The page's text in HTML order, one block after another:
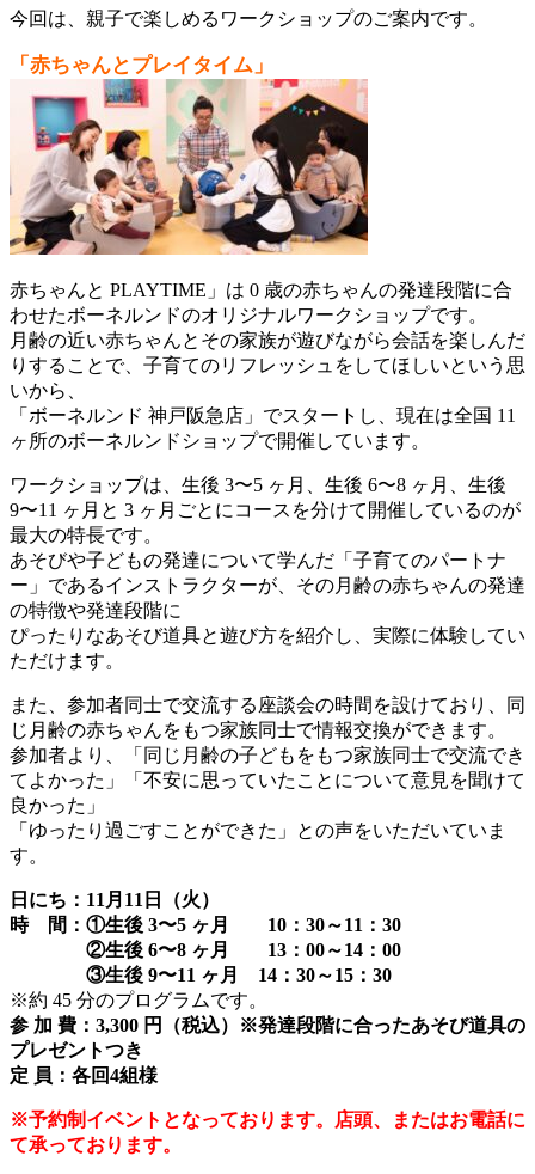
今回は、親子で楽しめるワークショップのご案内です。
「赤ちゃんとプレイタイム」
赤ちゃんと PLAYTIME」は 0 歳の赤ちゃんの発達段階に合
わせたボーネルンドのオリジナルワークショップです。
月齢の近い赤ちゃんとその家族が遊びながら会話を楽しんだ
りすることで、子育てのリフレッシュをしてほしいという思
いから、
「ボーネルンド 神戸阪急店」でスタートし、現在は全国 11
ヶ所のボーネルンドショップで開催しています。
ワークショップは、生後 3〜5 ヶ月、生後 6〜8 ヶ月、生後
9〜11 ヶ月と 3 ヶ月ごとにコースを分けて開催しているのが
最大の特長です。
あそびや子どもの発達について学んだ「子育てのパートナ
ー」であるインストラクターが、その月齢の赤ちゃんの発達
の特徴や発達段階に
ぴったりなあそび道具と遊び方を紹介し、実際に体験してい
ただけます。
また、参加者同士で交流する座談会の時間を設けており、同
じ月齢の赤ちゃんをもつ家族同士で情報交換ができます。
参加者より、「同じ月齢の子どもをもつ家族同士で交流でき
てよかった」「不安に思っていたことについて意見を聞けて
良かった」
「ゆったり過ごすことができた」との声をいただいていま
す。
日にち：11月11日（火）
時 間：①生後 3〜5 ヶ月 10：30～11：30
②生後 6〜8 ヶ月 13：00～14：00
③生後 9〜11 ヶ月 14：30～15：30
※約 45 分のプログラムです。
参 加 費：3,300 円（税込）※発達段階に合ったあそび道具の
プレゼントつき
定 員：各回4組様
※予約制イベントとなっております。店頭、またはお電話に
て承っております。